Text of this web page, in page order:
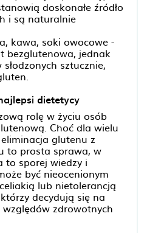
doskonałe źródło
i są naturalnie
kawa, soki owocowe -
bezglutenowa, jednak
sztucznie,
dietetycy
rolę w życiu osób
Choć dla wielu
glutenu z
to prosta sprawa, w
to sporej wiedzy i
być nieocenionym
lub nietolerancją
decydują się na
zdrowotnych